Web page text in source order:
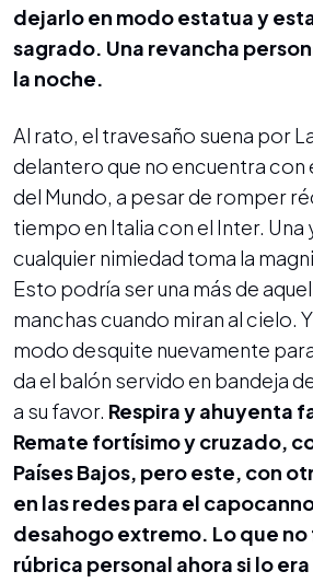
dejarlo en modo estatua y
sagrado. Una revancha
la noche.
Al rato, el travesaño suena por
delantero que no encuentra con
del Mundo, a pesar de romper
tiempo en Italia con el Inter. Una
cualquier nimiedad toma la
Esto podría ser una más de
manchas cuando miran al cielo.
modo desquite nuevamente
da el balón servido en bandeja
a su favor. Respira y ahuyenta
Remate fortísimo y cruzado,
Países Bajos, pero este, con
en las redes para el
desahogo extremo. Lo que no
rúbrica personal ahora si lo era